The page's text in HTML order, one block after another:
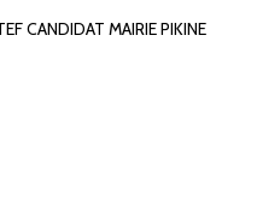
CANDIDAT MAIRIE PIKINE